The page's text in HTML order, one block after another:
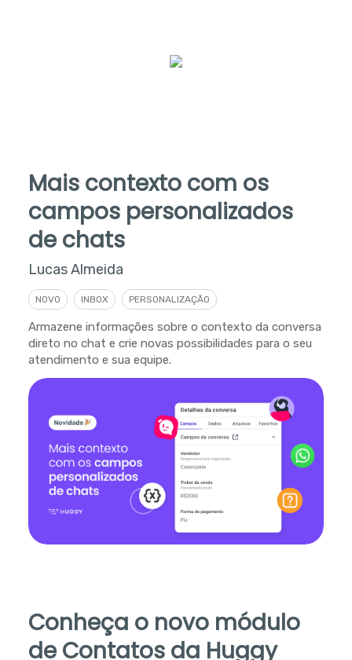
Mais contexto com os
campos personalizados
de chats
Lucas Almeida
NOVO INBOX PERSONALIZAÇÃO
Armazene informações sobre o contexto da conversa
direto no chat e crie novas possibilidades para o seu
atendimento e sua equipe.
Conheça o novo módulo
de Contatos da Huggy